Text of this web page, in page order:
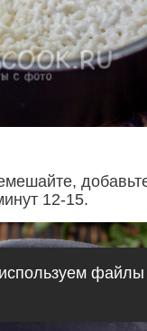
файлы
12-15.